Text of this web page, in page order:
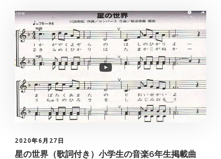
2020年6月27日
星の世界（歌詞付き）小学生の音楽6年生掲載曲